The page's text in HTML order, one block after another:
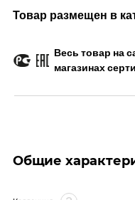
Товар размещен в
Весь товар на
магазинах
Общие